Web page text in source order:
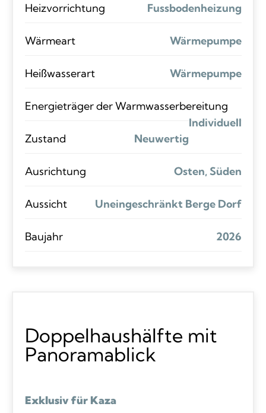
Heizvorrichtung Fussbodenheizung
Wärmeart Wärmepumpe
Heißwasserart Wärmepumpe
Energieträger der Warmwasserbereitung
Individuell
Zustand
Neuwertig
Ausrichtung Osten, Süden
Aussicht Uneingeschränkt Berge Dorf
Baujahr 2026
Doppelhaushälfte mit
Panoramablick
Exklusiv für Kaza